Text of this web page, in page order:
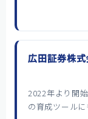
広田証券株式
2022年より開
の育成ツールに